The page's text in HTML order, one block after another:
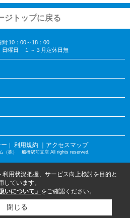
ジトップに戻る
間:10：00～18：00
日曜日 １～３月定休日無
利用規約 ｜アクセスマップ
（株） 船橋駅前支店 All rights reserved.
用状況把握、サービス向上検討を目的と
ています。
いについて」 をご確認ください。
閉じる